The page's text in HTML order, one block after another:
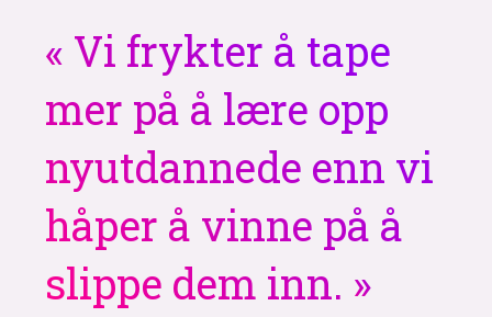
Vi frykter å tape
mer på å lære opp
nyutdannede enn vi
håper å vinne på å
slippe dem inn.